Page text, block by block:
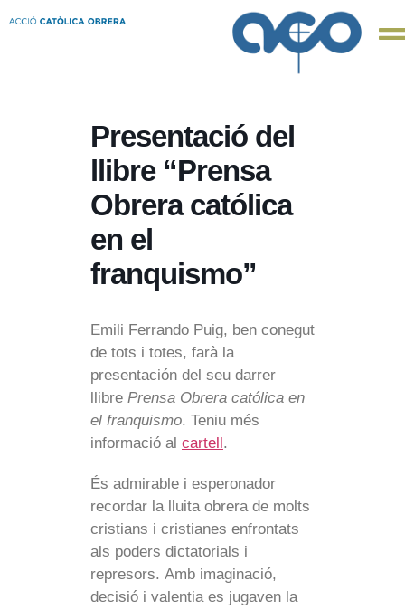
Presentació del
llibre “Prensa
Obrera católica
en el
franquismo”
Emili Ferrando Puig, ben conegut
de tots i totes, farà la
presentación del seu darrer
llibre Prensa Obrera católica en
el franquismo. Teniu més
informació al cartell .
És admirable i esperonador
recordar la lluita obrera de molts
cristians i cristianes enfrontats
als poders dictatorials i
represors. Amb imaginació,
decisió i valentia es jugaven la